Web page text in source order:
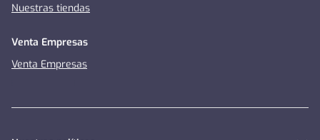
Nuestras tiendas
Venta Empresas
Venta Empresas